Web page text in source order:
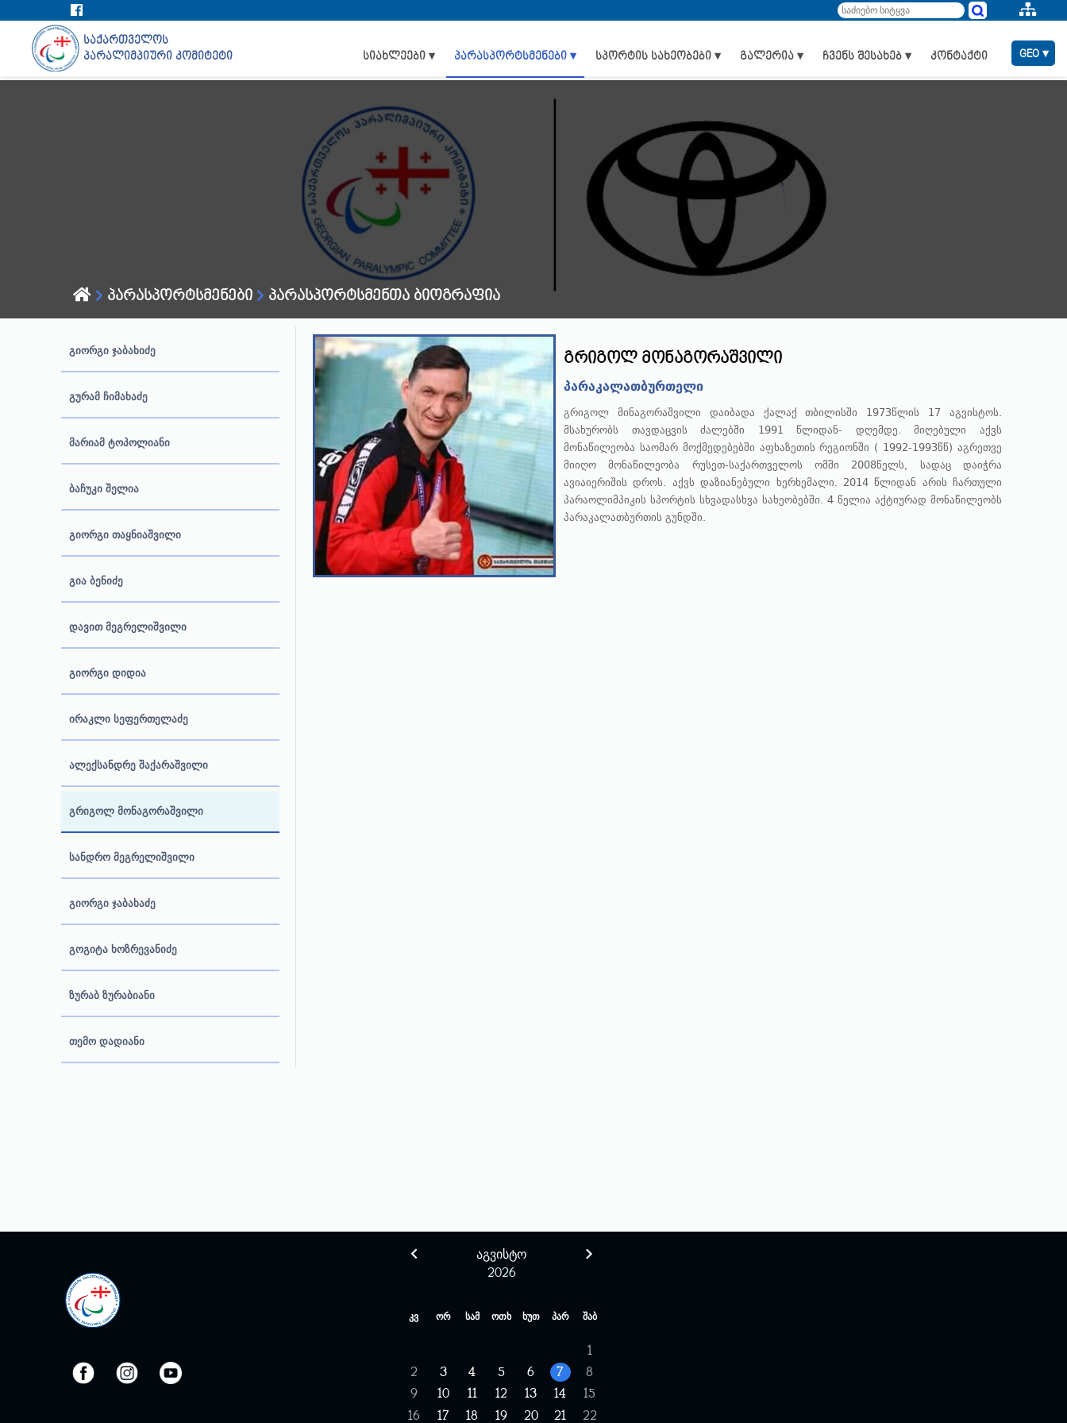
საქართველოს
პარალიმპიური კომიტეტი
სიახლეები ▾ პარასპორტსმენები ▾ სპორტის სახეობები ▾ გალერია ▾ ჩვენს შესახებ ▾ კონტაქტი GEO ▾
პარასპორტსმენები პარასპორტსმენთა ბიოგრაფია
გიორგი ჯაბახიძე
გურამ ჩიმახაძე
მარიამ ტოპოლიანი
ბაჩუკი შელია
გიორგი თაყნიაშვილი
გია ბენიძე
დავით მეგრელიშვილი
გიორგი დიდია
ირაკლი სეფერთელაძე
ალექსანდრე შაქარაშვილი
გრიგოლ მონაგორაშვილი
სანდრო მეგრელიშვილი
გიორგი ჯაბახაძე
გოგიტა ხოზრევანიძე
ზურაბ ზურაბიანი
თემო დადიანი
გრიგოლ მონაგორაშვილი
პარაკალათბურთელი
გრიგოლ მინაგორაშვილი დაიბადა ქალაქ თბილისში 1973წლის 17 აგვისტოს.
მსახურობს თავდაცვის ძალებში 1991 წლიდან- დღემდე. მიღებული აქვს
მონაწილეობა საომარ მოქმედებებში აფხაზეთის რეგიონში ( 1992-1993წწ) აგრეთვე
მიიღო მონაწილეობა რუსეთ-საქართველოს ომში 2008წელს, სადაც დაიჭრა
ავიაიერიშის დროს. აქვს დაზიანებული ხერხემალი. 2014 წლიდან არის ჩართული
პარაოლიმპიკის სპორტის სხვადასხვა სახეობებში. 4 წელია აქტიურად მონაწილეობს
პარაკალათბურთის გუნდში.
ᲐᲒᲕᲘᲡᲢᲝ
2026
კვ ორ სამ ოთხ ხუთ პარ შაბ
1
2
3 4 5 6 7
8
9
10 11 12 13 14
15
16
17 18 19 20 21 22